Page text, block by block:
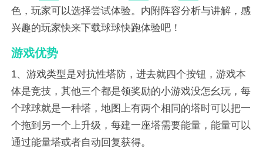
色，玩家可以选择尝试体验。内附阵容分析与讲解，感
兴趣的玩家快来下载球球快跑体验吧！
游戏优势
1、游戏类型是对抗性塔防，进去就四个按钮，游戏本
体是竞技，其他三个都是领奖励的小游戏没怎幺玩，每
个球球就是一种塔，地图上有两个相同的塔时可以把一
个拖到另一个上升级，每建一座塔需要能量，能量可以
通过能量塔或者自动回复获得。